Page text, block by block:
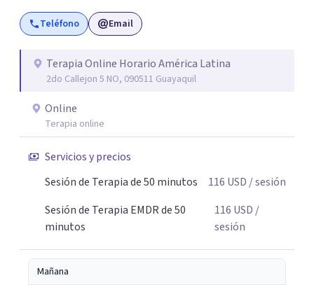
propio ritmo. Sé que muchas personas llegan sintiéndose
abrumadas, con culpa, vergüenza o miedo a expresarse, y
sus propias necesidades. Si algo de esto te resulta
familiar, no estás solo/a, podemos empezar a entenderlo
naturaleza; incluso un simple paseo en un espacio verde
me ayuda a sentirme más centrada. Esta misma atención
y calma la traigo a cada encuentro contigo.
Teléfono Email
Terapia Online Horario América Latina
2do Callejon 5 NO, 090511 Guayaquil
Online
Terapia online
Servicios y precios
Sesión de Terapia de 50 minutos
116 USD / sesión
Sesión de Terapia EMDR de 50
minutos
116 USD /
sesión
Mañana